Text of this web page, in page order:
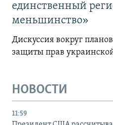
единственный
меньшинство»
Дискуссия вокруг
защиты прав
НОВОСТИ
11:59